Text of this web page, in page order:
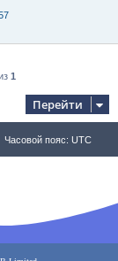
1
Перейти
Часовой пояс: UTC